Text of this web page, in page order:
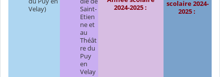
Velay)
Saint-
Etien
ne et
au
Théât
re du
Puy
en
Velay
2024-2025 :
scolaire 2024-
2025 :